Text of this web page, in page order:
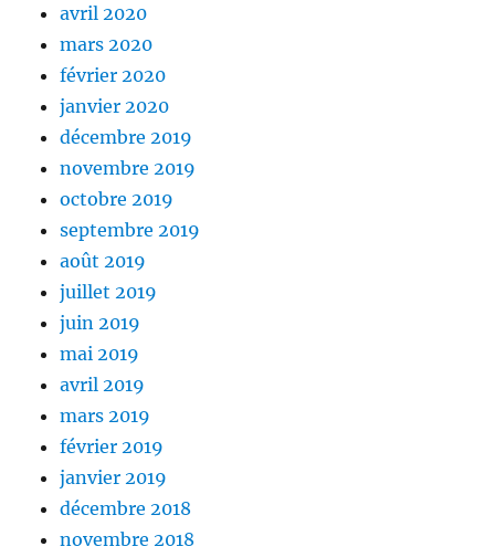
avril 2020
mars 2020
février 2020
janvier 2020
décembre 2019
novembre 2019
octobre 2019
septembre 2019
août 2019
juillet 2019
juin 2019
mai 2019
avril 2019
mars 2019
février 2019
janvier 2019
décembre 2018
novembre 2018